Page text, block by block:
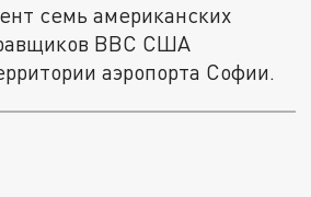
семь американских
ВВС США
аэропорта Софии.